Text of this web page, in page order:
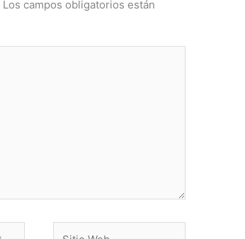
Los campos obligatorios están